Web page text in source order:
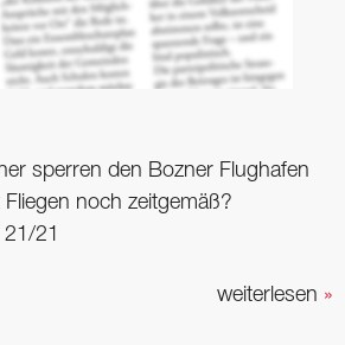
sperren den Bozner Flughafen
noch zeitgemäß?
21/21
weiterlesen »